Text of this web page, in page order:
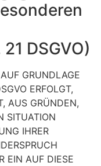
DSGVO)
GRUNDLAGE
ERFOLGT,
AUS GRÜNDEN,
SITUATION
IHRER
EIN AUF DIESE